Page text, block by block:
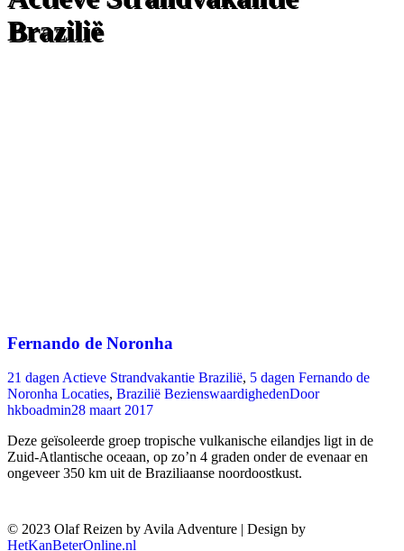
Brazilië
Fernando de Noronha
21 dagen Actieve Strandvakantie Brazilië, 5 dagen Fernando de
Noronha Locaties, Brazilië BezienswaardighedenDoor
hkboadmin28 maart 2017
Deze geïsoleerde groep tropische vulkanische eilandjes ligt in de
Zuid-Atlantische oceaan, op zo’n 4 graden onder de evenaar en
ongeveer 350 km uit de Braziliaanse noordoostkust.
© 2023 Olaf Reizen by Avila Adventure | Design by
HetKanBeterOnline.nl